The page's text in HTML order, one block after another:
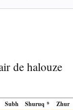
de halouze
Subh Shuruq * Zhur